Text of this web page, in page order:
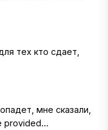
тех кто сдает,
мне сказали,
provided...